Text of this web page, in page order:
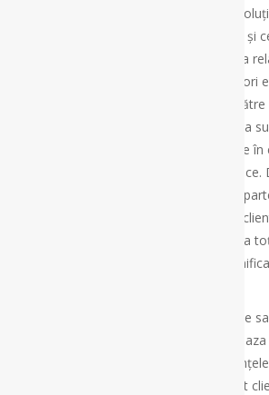
primul rând, despre familia lui.
acțiunilor clientului în comunitate și
continua sau schimba în structura
interpersonale sunt subiecte uneori
expunerea problemelor psihice
astfel de ocolișuri nu contribuie ca
evitate să fie mai puțin însemnate
dedesubturilor unei tulburări psihice.
cauză, din planul terapeutic face
modelelor de tranzacționare ale
jurul său, de la cei mai apropiați la
care el intră într-un contact
Cum își definește clientul dorințele
și cui relatează despre ce stă la
sale cu oamenii? Care sunt
toate aceste lucruri este încurajat